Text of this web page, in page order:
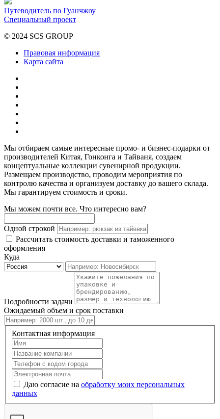
Путеводитель по Гуанчжоу
Специальный проект
© 2024 SCS GROUP
Правовая информация
Карта сайта
Мы отбираем самые интересные промо- и бизнес-подарки от
производителей Китая, Гонконга и Тайваня, создаем
концептуальные коллекции сувенирной продукции.
Размещаем производство, проводим мероприятия по
контролю качества и организуем доставку до вашего склада.
Мы гарантируем стоимость и сроки.
Мы можем почти все. Что интересно вам?
Одной строкой
Рассчитать стоимость доставки и таможенного
оформления
Куда
Подробности задачи
Ожидаемый объем и срок поставки
Контактная информация
Даю согласие на обработку моих персональных
данных